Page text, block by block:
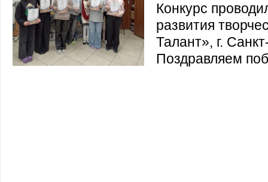
Конкурс
развития
Талант», г.
Поздравляем